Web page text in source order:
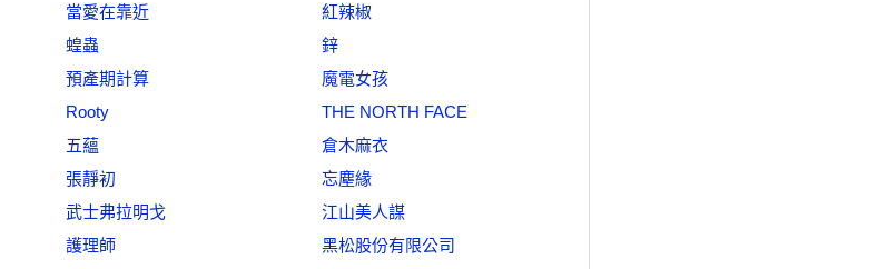
當愛在靠近
紅辣椒
蝗蟲
鋅
預產期計算
魔電女孩
Rooty
THE NORTH FACE
五蘊
倉木麻衣
張靜初
忘塵緣
武士弗拉明戈
江山美人謀
護理師 黑松股份有限公司